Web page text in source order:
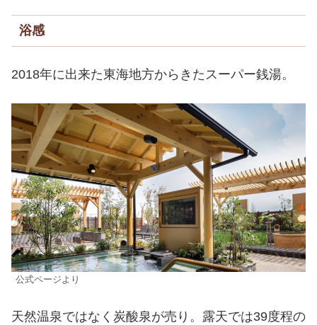
浴感
2018年に出来た東海地方からきたスーパー銭湯。
公式ページより
天然温泉ではなく炭酸泉が売り。露天では39度程の